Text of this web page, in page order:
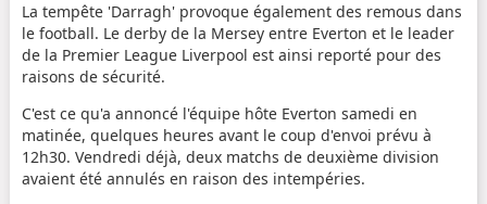
La tempête 'Darragh' provoque également des remous dans
le football. Le derby de la Mersey entre Everton et le leader
de la Premier League Liverpool est ainsi reporté pour des
raisons de sécurité.
C'est ce qu'a annoncé l'équipe hôte Everton samedi en
matinée, quelques heures avant le coup d'envoi prévu à
12h30. Vendredi déjà, deux matchs de deuxième division
avaient été annulés en raison des intempéries.